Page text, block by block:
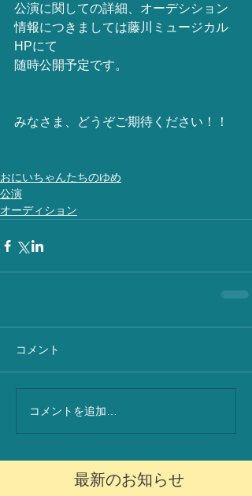
公演に関しての詳細、オーデシション
情報につきましては藤川ミュージカル
HPにて
随時公開予定です。
みなさま、どうぞご期待ください！！
おにいちゃんたちのゆめ
公演
オーディション
コメント
コメントを追加…
最新のお知らせ